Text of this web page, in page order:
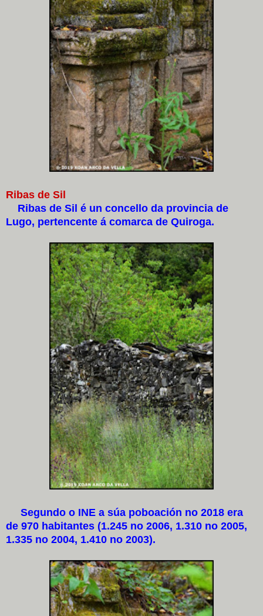
Ribas de Sil
Ribas de Sil é un concello da provincia de
Lugo, pertencente á comarca de Quiroga.
Segundo o INE a súa poboación no 2018 era
de 970 habitantes (1.245 no 2006, 1.310 no 2005,
1.335 no 2004, 1.410 no 2003).